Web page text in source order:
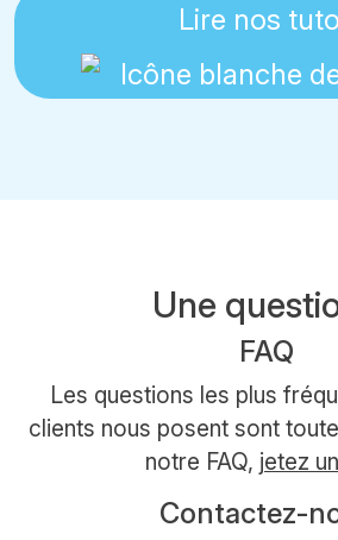
Lire nos
Une
FAQ
Les questions les plus
clients nous posent sont
notre FAQ, jetez
Contactez-